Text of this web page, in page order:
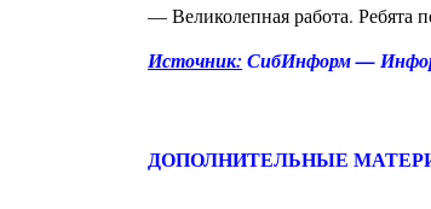
— Великолепная работа. Ребята
Источник: СибИнформ —
ДОПОЛНИТЕЛЬНЫЕ